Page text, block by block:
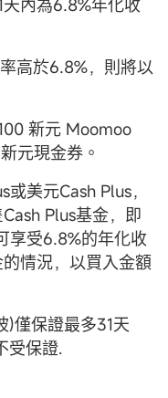
內為6.8%年化收
高於6.8%，則將以
新元 Moomoo
元現金券。
美元Cash Plus，
Plus基金，即
享受6.8%的年化收
情況，以買入金額
)僅保證最多31天
受保證.